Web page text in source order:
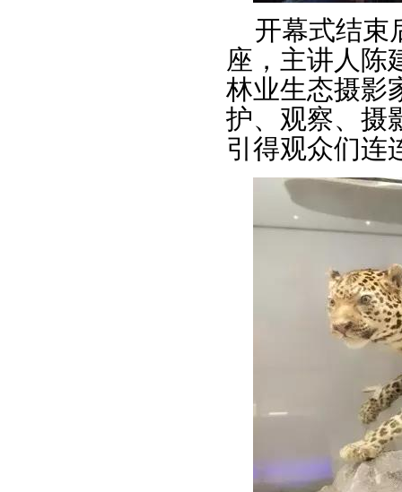
开幕式结束
座，主讲人陈
林业生态摄影
护、观察、摄
引得观众们连